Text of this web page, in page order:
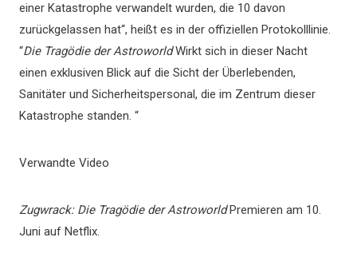
einer Katastrophe verwandelt wurden, die 10 davon
zurückgelassen hat“, heißt es in der offiziellen Protokolllinie.
“Die Tragödie der AstroworldWirkt sich in dieser Nacht
einen exklusiven Blick auf die Sicht der Überlebenden,
Sanitäter und Sicherheitspersonal, die im Zentrum dieser
Katastrophe standen. “
Verwandte Video
Zugwrack: Die Tragödie der AstroworldPremieren am 10.
Juni auf Netflix.